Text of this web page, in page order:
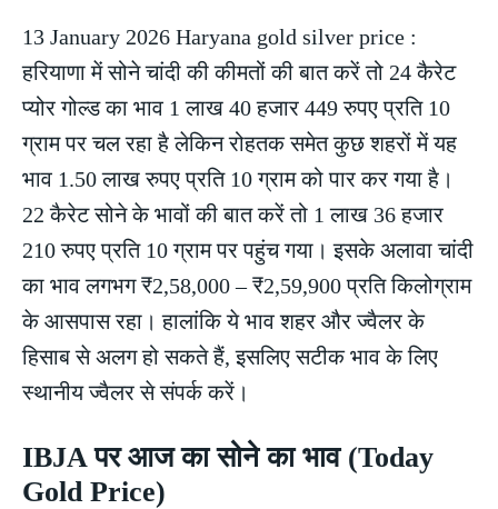
13 January 2026 Haryana gold silver price :
हरियाणा में सोने चांदी की कीमतों की बात करें तो 24 कैरेट
प्योर गोल्ड का भाव 1 लाख 40 हजार 449 रुपए प्रति 10
ग्राम पर चल रहा है लेकिन रोहतक समेत कुछ शहरों में यह
भाव 1.50 लाख रुपए प्रति 10 ग्राम को पार कर गया है।
22 कैरेट सोने के भावों की बात करें तो 1 लाख 36 हजार
210 रुपए प्रति 10 ग्राम पर पहुंच गया। इसके अलावा चांदी
का भाव लगभग ₹2,58,000 – ₹2,59,900 प्रति किलोग्राम
के आसपास रहा। हालांकि ये भाव शहर और ज्वैलर के
हिसाब से अलग हो सकते हैं, इसलिए सटीक भाव के लिए
स्थानीय ज्वैलर से संपर्क करें।
IBJA पर आज का सोने का भाव (Today
Gold Price)